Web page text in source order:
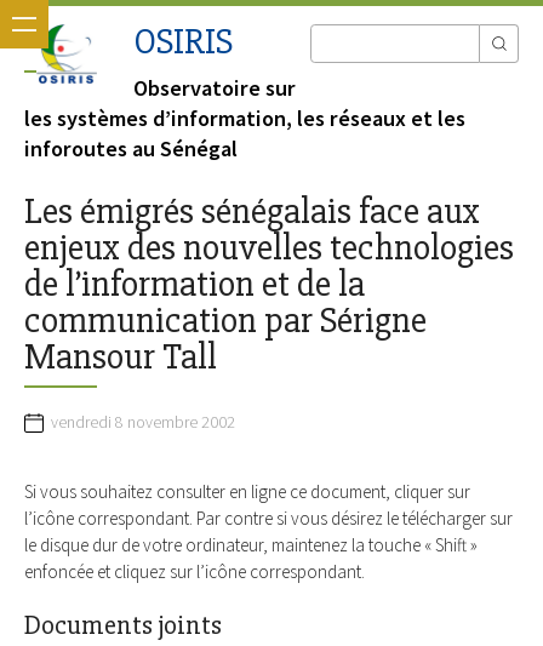
OSIRIS
Observatoire sur
les systèmes d’information, les réseaux et les
inforoutes au Sénégal
Les émigrés sénégalais face aux
enjeux des nouvelles technologies
de l’information et de la
communication par Sérigne
Mansour Tall
vendredi 8 novembre 2002
Si vous souhaitez consulter en ligne ce document, cliquer sur
l’icône correspondant. Par contre si vous désirez le télécharger sur
le disque dur de votre ordinateur, maintenez la touche « Shift »
enfoncée et cliquez sur l’icône correspondant.
Documents joints